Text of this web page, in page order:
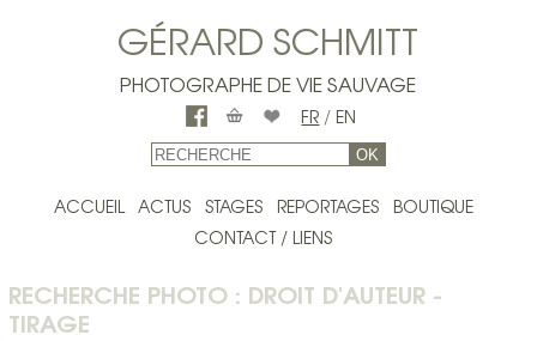
GÉRARD SCHMITT
PHOTOGRAPHE DE VIE SAUVAGE
FR / EN
OK
ACCUEIL ACTUS STAGES REPORTAGES
BOUTIQUE
CONTACT / LIENS
RECHERCHE PHOTO : DROIT D'AUTEUR -
TIRAGE